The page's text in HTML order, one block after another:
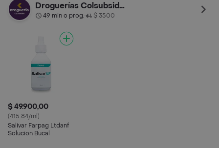
Droguerías Colsubsidio
49 min o prog.• $ 3500
$ 49.900,00
(415.84/ml)
Salivar Farpag Ltdanf
Solucion Bucal